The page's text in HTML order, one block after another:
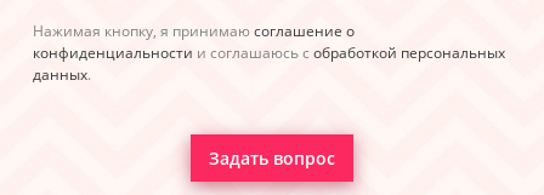
Нажимая кнопку, я принимаюсоглашение о
конфиденциальности и соглашаюсь с обработкой персональных
данных.
Задать вопрос